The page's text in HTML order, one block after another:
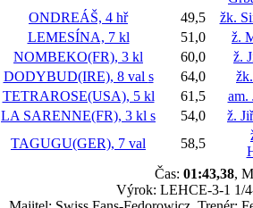
ONDREÁŠ, 4 hř 49,5
žk.
LEMESÍNA, 7 kl 51,0
ž.
NOMBEKO(FR), 3 kl 60,0
ž.
DODYBUD(IRE), 8 val s 64,0
TETRAROSE(USA), 5 kl 61,5
am.
LA SARENNE(FR), 3 kl s 54,0
ž.
TAGUGU(GER), 7 val 58,5
Čas: 01:43,38,
Výrok: LEHCE-3-1 1/